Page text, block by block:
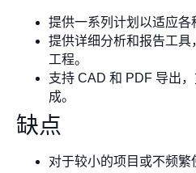
提供一系列计划以适应各
提供详细分析和报告工
工程。
支持 CAD 和 PDF 导出
成。
缺点
对于较小的项目或不频繁